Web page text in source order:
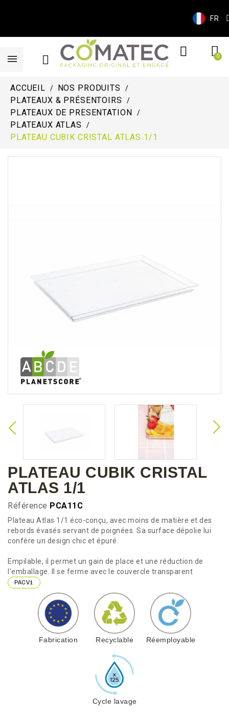
FR
ACCUEIL
NOS PRODUITS
PLATEAUX & PRÉSENTOIRS
PLATEAUX DE PRESENTATION
PLATEAUX ATLAS
PLATEAU CUBIK CRISTAL ATLAS 1/1
PLATEAU CUBIK CRISTAL
ATLAS 1/1
Référence PCA11C
Plateau Atlas 1/1 éco-conçu, avec moins de matière et des
rebords évasés servant de poignées. Sa surface dépolie lui
confère un design chic et épuré.
Empilable, il permet un gain de place et une réduction de
l'emballage. Il se ferme avec le couvercle transparent
PACV1
Fabrication Recyclable Réemployable
Cycle lavage